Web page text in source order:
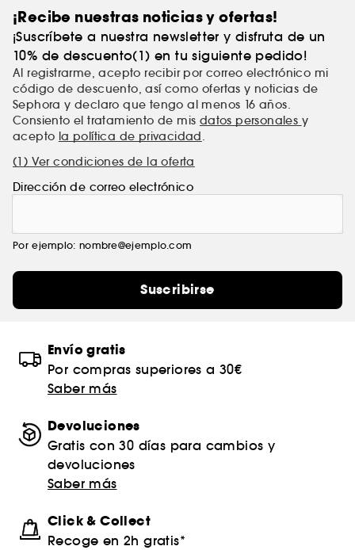
¡Recibe nuestras noticias y ofertas!
¡Suscríbete a nuestra newsletter y disfruta de un
10% de descuento(1) en tu siguiente pedido!
Al registrarme, acepto recibir por correo electrónico mi
código de descuento, así como ofertas y noticias de
Sephora y declaro que tengo al menos 16 años.
Consiento el tratamiento de mis datos personales y
acepto la política de privacidad
(1) Ver condiciones de la oferta
Dirección de correo electrónico
Por ejemplo: nombre@ejemplo.com
Suscribirse
Envío gratis
Por compras superiores a 30€
Saber más
Devoluciones
Gratis con 30 días para cambios y
devoluciones
Saber más
Click & Collect
Recoge en 2h gratis*